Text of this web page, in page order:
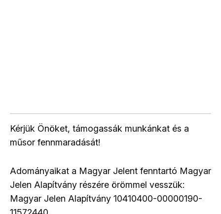
Kérjük Önöket, támogassák munkánkat és a
műsor fennmaradását!
Adományaikat a Magyar Jelent fenntartó Magyar
Jelen Alapítvány részére örömmel vesszük:
Magyar Jelen Alapítvány 10410400-00000190-